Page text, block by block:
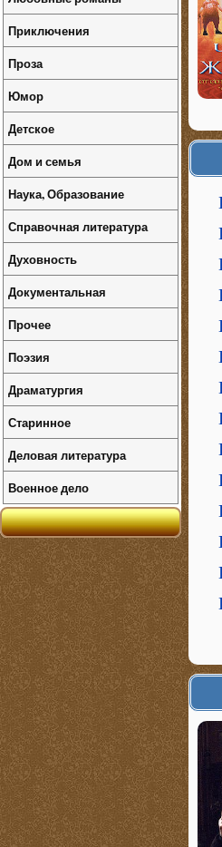
Приключения
Проза
Юмор
Детское
Дом и семья
Наука, Образование
Справочная литература
Духовность
Документальная
Прочее
Поэзия
Драматургия
Старинное
Деловая литература
Военное дело